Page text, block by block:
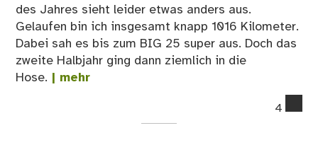
des Jahres sieht leider etwas anders aus.
Gelaufen bin ich insgesamt knapp 1016 Kilometer.
Dabei sah es bis zum BIG 25 super aus. Doch das
zweite Halbjahr ging dann ziemlich in die
Hose. | mehr
4